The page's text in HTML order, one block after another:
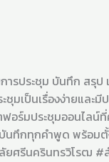
การประชุม บันทึก สรุ
มเป็นเรื่องง่ายและมี
อร์มประชุมออนไลน์
นทึกทุกคำพูด พร้อมตั้
ยศรีนครินทรวิโรฒ #